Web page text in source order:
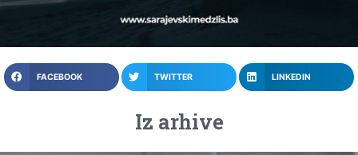
FACEBOOK TWITTER LINKEDIN
Iz arhive